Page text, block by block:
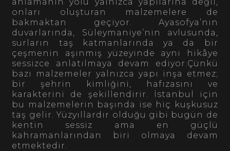
onları oluşturan malzemelere de
bakmaktan geçiyor. Ayasofya’nın
duvarlarında, Süleymaniye’nin avlusunda,
surların taş katmanlarında ya da bir
çeşmenin aşınmış yüzeyinde aynı hikâye
sessizce anlatılmaya devam ediyor.Çünkü
bazı malzemeler yalnızca yapı inşa etmez;
bir şehrin kimliğini, hafızasını ve
karakterini de şekillendirir. İstanbul için
bu malzemelerin başında ise hiç kuşkusuz
taş gelir. Yüzyıllardır olduğu gibi bugün de
kentin sessiz ama en güçlü
kahramanlarından biri olmaya devam
etmektedir.